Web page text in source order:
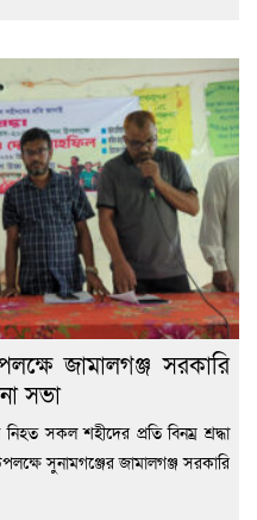
জামালগঞ্জ সরকারি
সভা
সকল শহীদের প্রতি বিনম্র শ্রদ্ধা
সুনামগঞ্জের জামালগঞ্জ সরকারি